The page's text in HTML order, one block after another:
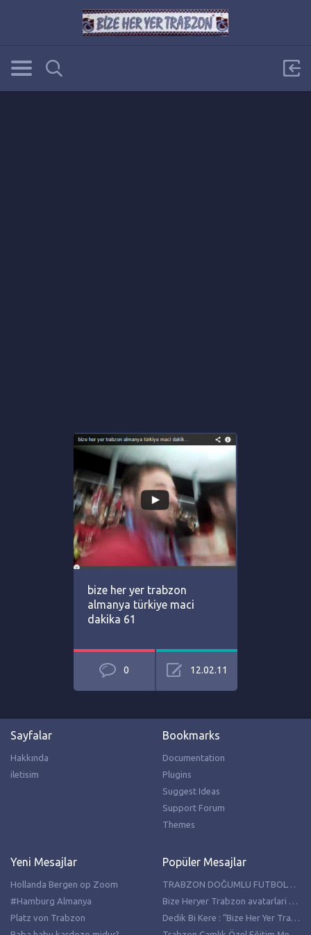
bize her yer trabzon
almanya türkiye maci
dakika 61
0 12.02.11
Sayfalar
Hakkında
iletisim
Bookmarks
Documentation
Plugins
Suggest Ideas
Support Forum
Themes
Yeni Mesajlar
Hollanda Bergen op Zoom
#Hamburg Almanya
Platz von Trabzon
Popüler Mesajlar
TRABZON DOĞUMLU FUTBOLCULAR
Bize Heryer Trabzon avatarlari resimleri
Dedik Bi Kere : “Bize Her Yer Trabzon”